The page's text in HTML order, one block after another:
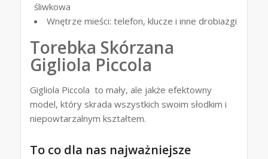
śliwkowa
Wnętrze mieści: telefon, klucze i inne drobiazgi
Torebka Skórzana
Gigliola Piccola
Gigliola Piccola to mały, ale jakże efektowny
model, który skrada wszystkich swoim słodkim i
niepowtarzalnym kształtem.
To co dla nas najważniejsze